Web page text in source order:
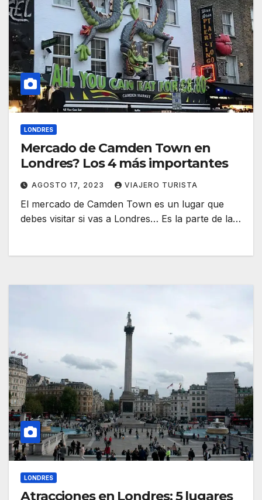
LONDRES
Mercado de Camden Town en
Londres? Los 4 más importantes
AGOSTO 17, 2023 VIAJERO TURISTA
El mercado de Camden Town es un lugar que
debes visitar si vas a Londres… Es la parte de la…
LONDRES
Atracciones en Londres: 5 lugares